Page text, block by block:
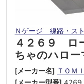
Ｎゲージ＿線路・ス
４２６９ ロ
ちゃのハロー
[メーカー名] ＴＯＭ